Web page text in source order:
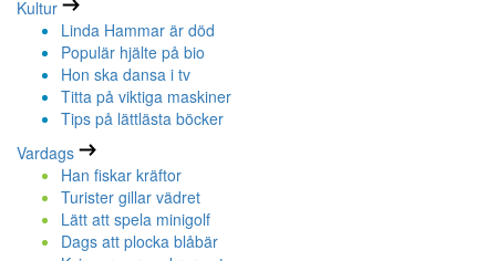
Kultur
Linda Hammar är död
Populär hjälte på bio
Hon ska dansa i tv
Titta på viktiga maskiner
Tips på lättlästa böcker
Vardags
Han fiskar kräftor
Turister gillar vädret
Lätt att spela minigolf
Dags att plocka blåbär